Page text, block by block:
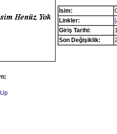
İsim:
Linkler:
Giriş Tarihi:
Son Değişiklik: